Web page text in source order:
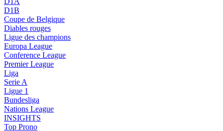
D1B
Coupe de Belgique
Diables rouges
Ligue des champions
Europa League
Conference League
Premier League
Liga
Serie A
Ligue 1
Bundesliga
Nations League
INSIGHTS
Top Prono